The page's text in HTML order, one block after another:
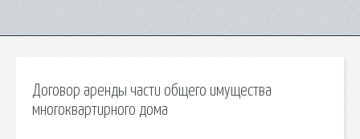
Договор аренды части общего имущества
многоквартирного дома